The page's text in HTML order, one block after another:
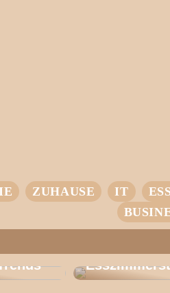
ZUHAUSE IT
die
Entdecken
Perfekte